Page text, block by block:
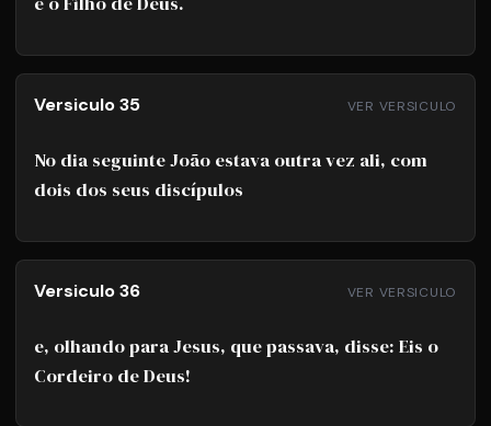
Versiculo 35 VER VERSICULO
No dia seguinte João estava outra vez ali, com
dois dos seus discípulos
Versiculo 36 VER VERSICULO
e, olhando para Jesus, que passava, disse: Eis o
Cordeiro de Deus!